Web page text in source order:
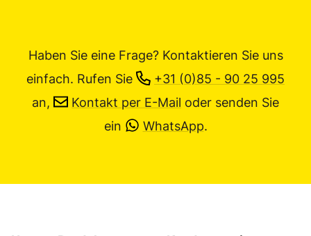
Haben Sie eine Frage? Kontaktieren Sie uns
einfach. Rufen Sie
+31 (0)85 - 90 25 995
an,
Kontakt per E-Mail oder senden Sie
ein
WhatsApp.